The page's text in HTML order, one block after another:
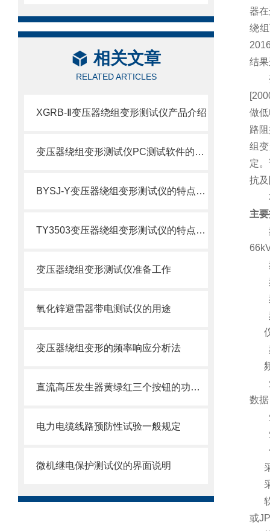
相关文章
RELATED ARTICLES
XGRB-Ⅱ变压器绕组变形测试仪产品介绍
变压器绕组变形测试仪PC测试软件的使用流程
BYSJ-Y变压器绕组变形测试仪的特点及技术参数
TY3503变压器绕组变形测试仪的特点及技术参数
变压器绕组变形测试仪准备工作
氧化锌避雷器带电测试仪的用途
变压器绕组变形的频率响应分析法
直流高压发生器黄绿红三个按钮的功能说明
电力电缆线路预防性试验一般规定
微机继电保护测试仪的界面说明
器
绕
结
做
路
组
定
抗
主
数
或